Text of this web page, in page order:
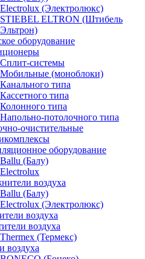
Electrolux (Электролюкс)
STIEBEL ELTRON (Штибель
Эльтрон)
оборудование
Сплит-системы
Мобильные (моноблоки)
Канального типа
Кассетного типа
Колонного типа
Напольно-потолочного типа
очистительные
оборудование
Ballu (Балу)
Electrolux
воздуха
Ballu (Балу)
Electrolux (Электролюкс)
воздуха
воздуха
Thermex (Термекс)
воздуха